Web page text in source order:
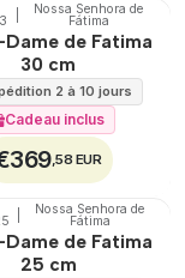
Nossa Senhora de
Fátima
de Fatima
30 cm
2 à 10 jours
Cadeau inclus
,58 EUR
Nossa Senhora de
Fátima
de Fatima
25 cm